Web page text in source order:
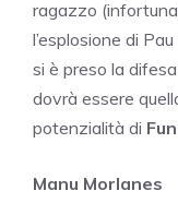
ragazzo
l’esplosione di
si è preso la
dovrà essere
potenzialità di
Manu Morlanes